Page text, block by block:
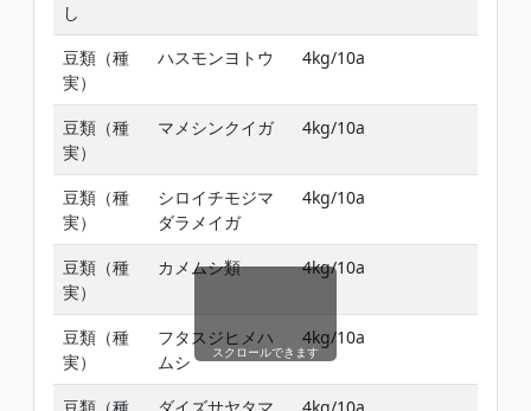
し
豆類（種
実）
ハスモンヨトウ 4kg/10a
豆類（種
実）
マメシンクイガ 4kg/10a
豆類（種
実）
シロイチモジマ
ダラメイガ
4kg/10a
豆類（種
実）
カメムシ類 4kg/10a
豆類（種
実）
フタスジヒメハ
ムシ
4kg/10a
スクロールできます